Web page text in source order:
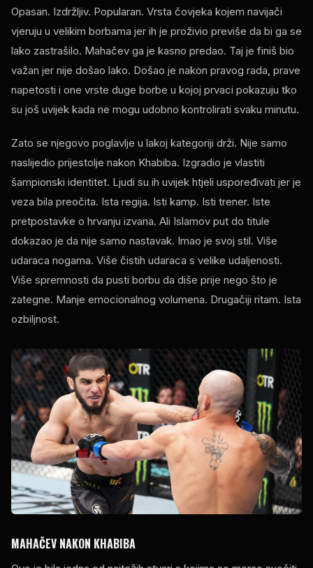
Opasan. Izdržljiv. Popularan. Vrsta čovjeka kojem navijači
vjeruju u velikim borbama jer ih je proživio previše da bi ga se
lako zastrašilo. Mahačev ga je kasno predao. Taj je finiš bio
važan jer nije došao lako. Došao je nakon pravog rada, prave
napetosti i one vrste duge borbe u kojoj prvaci pokazuju tko
su još uvijek kada ne mogu udobno kontrolirati svaku minutu.
Zato se njegovo poglavlje u lakoj kategoriji drži. Nije samo
naslijedio prijestolje nakon Khabiba. Izgradio je vlastiti
šampionski identitet. Ljudi su ih uvijek htjeli uspoređivati ​​jer je
veza bila preočita. Ista regija. Isti kamp. Isti trener. Iste
pretpostavke o hrvanju izvana. Ali Islamov put do titule
dokazao je da nije samo nastavak. Imao je svoj stil. Više
udaraca nogama. Više čistih udaraca s velike udaljenosti.
Više spremnosti da pusti borbu da diše prije nego što je
zategne. Manje emocionalnog volumena. Drugačiji ritam. Ista
ozbiljnost.
MAHAČEV NAKON KHABIBA